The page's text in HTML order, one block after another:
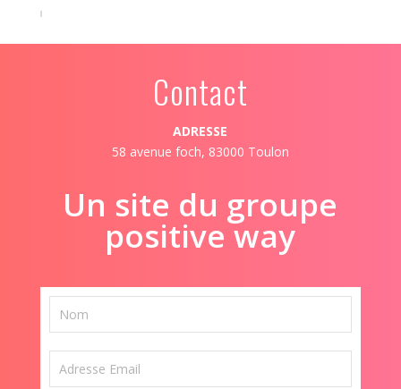
Contact
ADRESSE
58 avenue foch, 83000 Toulon
Un site du groupe
positive way